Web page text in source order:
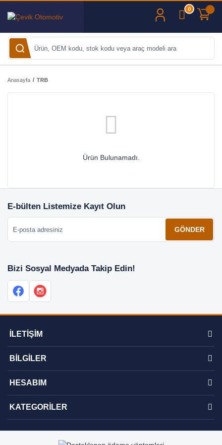
0
Anasayfa TRB
Ürün Bulunamadı.
E-bülten Listemize Kayıt Olun
GÖNDER
Bizi Sosyal Medyada Takip Edin!
İLETİŞİM
BİLGİLER
HESABIM
KATEGORİLER